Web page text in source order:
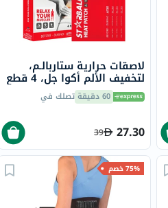
لاصقات حرارية ستاربالـم،
لتخفيف الألم أكوا جل، 4 قطع
60 دقيقة تصلك في
27.30
39
75% خصم